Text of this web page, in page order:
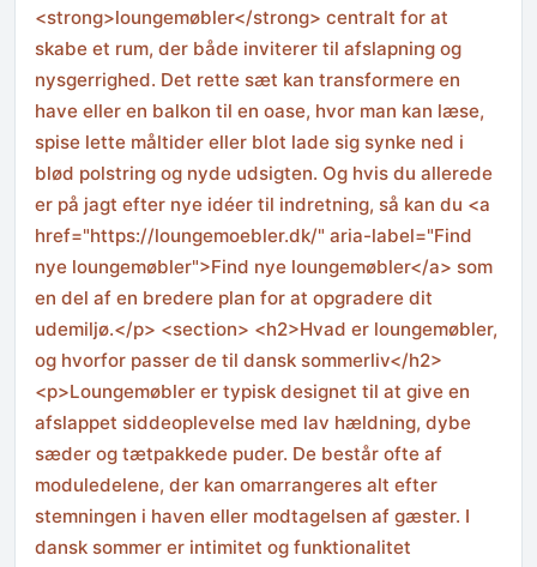
<strong>loungemøbler</strong> centralt for at
skabe et rum, der både inviterer til afslapning og
nysgerrighed. Det rette sæt kan transformere en
have eller en balkon til en oase, hvor man kan læse,
spise lette måltider eller blot lade sig synke ned i
blød polstring og nyde udsigten. Og hvis du allerede
er på jagt efter nye idéer til indretning, så kan du <a
href="https://loungemoebler.dk/" aria-label="Find
nye loungemøbler">Find nye loungemøbler</a> som
en del af en bredere plan for at opgradere dit
udemiljø.</p> <section> <h2>Hvad er loungemøbler,
og hvorfor passer de til dansk sommerliv</h2>
<p>Loungemøbler er typisk designet til at give en
afslappet siddeoplevelse med lav hældning, dybe
sæder og tætpakkede puder. De består ofte af
moduledelene, der kan omarrangeres alt efter
stemningen i haven eller modtagelsen af gæster. I
dansk sommer er intimitet og funktionalitet